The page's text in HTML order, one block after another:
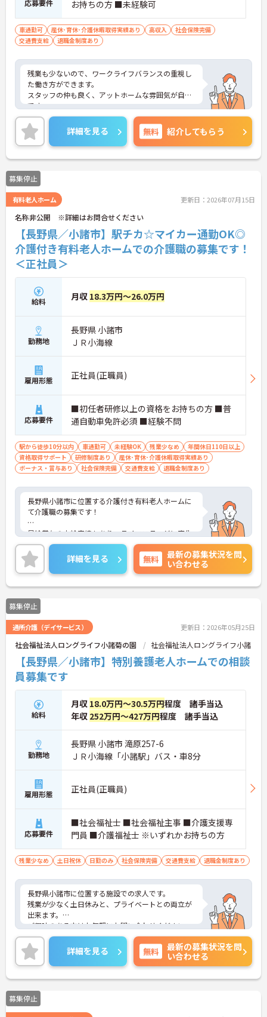
応募要件
お持ちの方 ■未経験可
車通勤可 産休･育休･介護休暇取得実績あり 高収入
社会保険完備
交通費支給
退職金制度あり
残業も少ないので、ワークライフバランスの重視し
た働き方ができます。
スタッフの仲も良く、アットホームな雰囲気が自慢
です。
ご興味ある方には、面接対策ポイントなど、詳細を
お話しいたしますのでお気軽にご相談ください。
詳細を見る 無料 紹介してもらう
募集停止
有料老人ホーム 更新日：2026年07月15日
名称非公開 ※詳細はお問合せください
【長野県／小諸市】駅チカ☆マイカー通勤OK◎
介護付き有料老人ホームでの介護職の募集です！
＜正社員＞
給料 月収 18.3万円～26.0万円
勤務地
長野県 小諸市
ＪＲ小海線
雇用形態 正社員(正職員)
応募要件
■初任者研修以上の資格をお持ちの方 ■普
通自動車免許必須 ■経験不問
駅から徒歩10分以内 車通勤可 未経験OK 残業少なめ
年間休日110日以上
資格取得サポート
研修制度あり
産休･育休･介護休暇取得実績あり
ボーナス・賞与あり
社会保険完備 交通費支給 退職金制度あり
長野県小諸市に位置する介護付き有料老人ホームに
て介護職の募集です！
昇給賞与の支給実績もあり、ライフステージに変化
があっても長くお勤めいただけます。
ご興味ある方には、面接対策ポイントなど、さらに
詳細をお話しいたしますのでお気軽にご相談くださ
い！
詳細を見る 無料
最新の募集状況を問
い合わせる
募集停止
通所介護（デイサービス） 更新日：2026年05月25日
社会福祉法人ロングライフ小諸菊の園 社会福祉法人ロングライフ小諸
【長野県／小諸市】特別養護老人ホームでの相談
員募集です
給料
月収 18.0万円～30.5万円程度 諸手当込
年収 252万円～427万円程度 諸手当込
勤務地
長野県 小諸市 滝原257-6
ＪＲ小海線「小諸駅」バス・車8分
雇用形態 正社員(正職員)
応募要件
■社会福祉士 ■社会福祉主事 ■介護支援専
門員 ■介護福祉士 ※いずれかお持ちの方
残業少なめ 土日祝休 日勤のみ 社会保険完備 交通費支給 退職金制度あり
長野県小諸市に位置する施設での求人です。
残業が少なく土日休みと、プライベートとの両立が
出来ます。
ご興味のある方はお気軽にお問い合わせください。
詳細を見る 無料
最新の募集状況を問
い合わせる
募集停止